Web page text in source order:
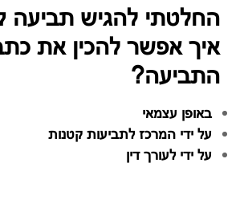
החלטתי להגיש תביעה
איך אפשר להכין את
התביעה?
באופן עצמאי
על ידי המרכז לתביעות קטנות
על ידי לעורך דין